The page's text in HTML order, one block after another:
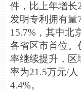
件，比上年增长
发明专利拥有量
15.7%，其中北
各省区市首位。
率继续提升，区
率为21.5万元/
4.4%。